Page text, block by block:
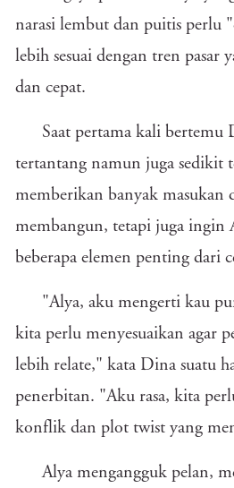
narasi lembut dan puitis perlu
lebih sesuai dengan tren pasar
dan cepat.
Saat pertama kali bertemu
tertantang namun juga sedikit
memberikan banyak masukan
membangun, tetapi juga ingin
beberapa elemen penting dari
"Alya, aku mengerti kau
kita perlu menyesuaikan agar
lebih relate," kata Dina suatu
penerbitan. "Aku rasa, kita
konflik dan plot twist yang
Alya mengangguk pelan,